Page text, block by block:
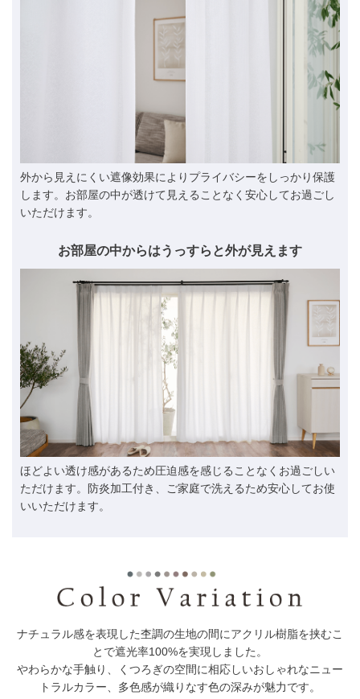
外から見えにくい遮像効果によりプライバシーをしっかり保護
します。お部屋の中が透けて見えることなく安心してお過ごし
いただけます。
お部屋の中からはうっすらと外が見えます
ほどよい透け感があるため圧迫感を感じることなくお過ごしい
ただけます。防炎加工付き、ご家庭で洗えるため安心してお使
いいただけます。
ナチュラル感を表現した杢調の生地の間にアクリル樹脂を挟むこ
とで遮光率100%を実現しました。
やわらかな手触り、くつろぎの空間に相応しいおしゃれなニュー
トラルカラー、多色感が織りなす色の深みが魅力です。